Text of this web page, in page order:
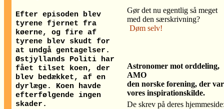
Efter episoden blev
tyrene fjernet fra
køerne, og fire af
tyrene blev skudt for
at undgå gentagelser.
Østjyllands Politi har
fået tilset koen, der
blev bedækket, af en
dyrlæge. Koen havde
efterfølgende ingen
skader.
Gør det nu egentlig så meget
med den særskrivning?
Døm selv!
Astronomer mot orddeling,
AMO
den norske forening, der var
vores inspirationskilde.
De skrev på deres